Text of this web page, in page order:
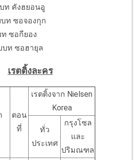
ท คังฮยอนอู
ท ซอจองกุก
ซอกียอง
บท ซอฮายุล
เรตติ้งละคร
ตอน
ที่
เรตติ้งจาก Nielsen
Korea
ทั่ว
ประเทศ
กรุงโซล
และ
ปริมณฑล